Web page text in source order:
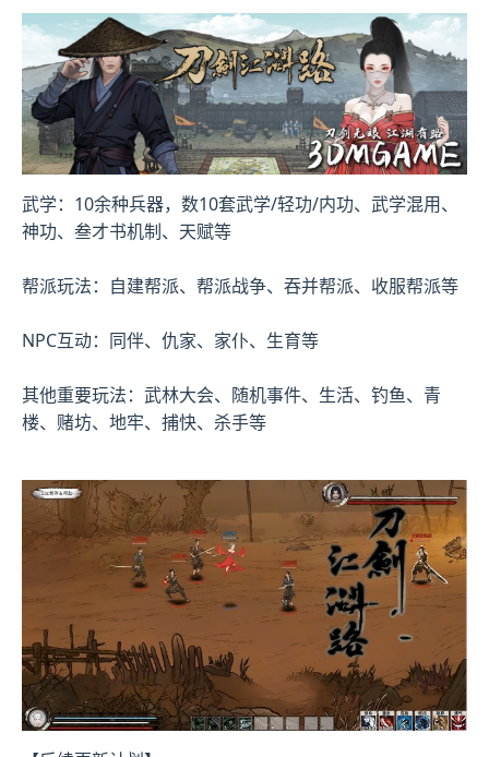
武学：10余种兵器，数10套武学/轻功/内功、武学混用、
神功、叁才书机制、天赋等
帮派玩法：自建帮派、帮派战争、吞并帮派、收服帮派等
NPC互动：同伴、仇家、家仆、生育等
其他重要玩法：武林大会、随机事件、生活、钓鱼、青
楼、赌坊、地牢、捕快、杀手等